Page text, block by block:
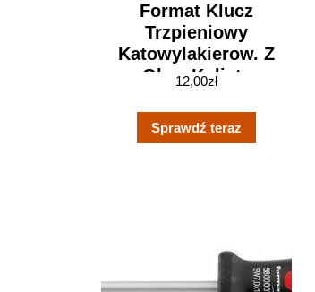
Format Klucz
Trzpieniowy
Katowylakierow. Z
Glow.Kulista
12,00zł
Sprawdź teraz